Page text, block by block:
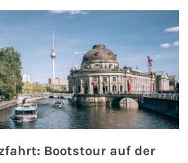
Bootstour auf der